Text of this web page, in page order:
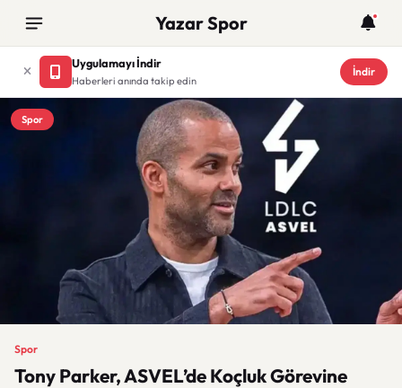
Yazar Spor
Uygulamayı İndir
Haberleri anında takip edin
İndir
Spor
Spor
Tony Parker, ASVEL’de Koçluk Görevine